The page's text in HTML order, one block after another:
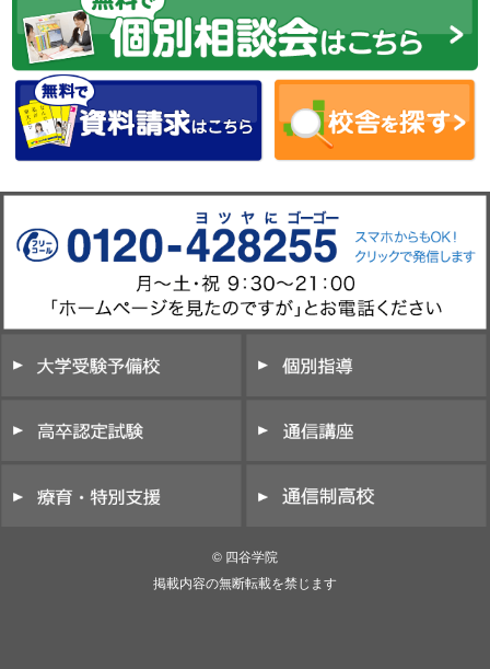
© 四谷学院
掲載内容の無断転載を禁じます